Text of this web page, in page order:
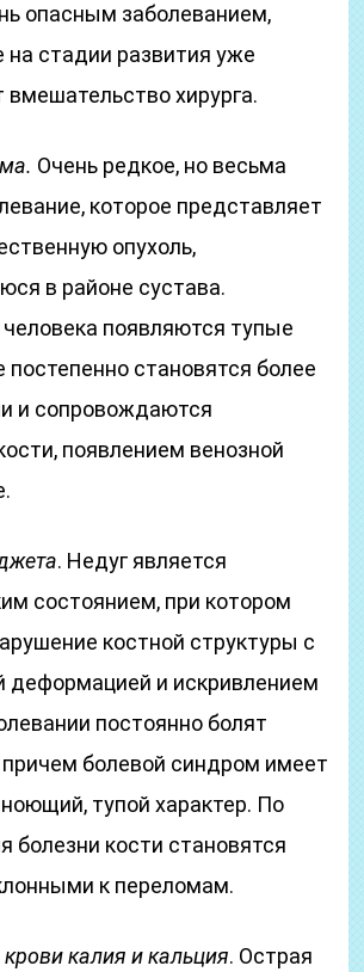
опасным заболеванием,
на стадии развития уже
вмешательство хирурга.
Очень редкое, но весьма
которое представляет
опухоль,
в районе сустава.
человека появляются тупые
постепенно становятся более
и сопровождаются
появлением венозной
. Недуг является
состоянием, при котором
костной структуры с
и искривлением
постоянно болят
причем болевой синдром имеет
тупой характер. По
болезни кости становятся
к переломам.
калия и кальция. Острая